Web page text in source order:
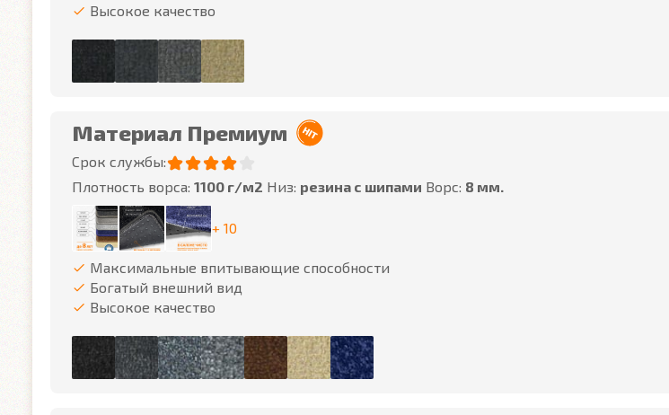
Высокое качество
Материал Премиум
Срок службы:
Плотность ворса: 1100 г/м2 Низ: резина с шипами Ворс: 8 мм.
+ 10
Максимальные впитывающие способности
Богатый внешний вид
Высокое качество